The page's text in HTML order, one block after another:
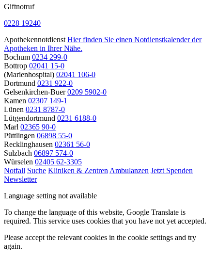
Giftnotruf
0228 19240
Apothekennotdienst Hier finden Sie einen Notdienstkalender der
Apotheken in Ihrer Nähe.
Bochum 0234 299-0
Bottrop 02041 15-0
(Marienhospital) 02041 106-0
Dortmund 0231 922-0
Gelsenkirchen-Buer 0209 5902-0
Kamen 02307 149-1
Lünen 0231 8787-0
Lütgendortmund 0231 6188-0
Marl 02365 90-0
Püttlingen 06898 55-0
Recklinghausen 02361 56-0
Sulzbach 06897 574-0
Würselen 02405 62-3305
Notfall Suche Kliniken & Zentren Ambulanzen Jetzt Spenden
Newsletter
Language setting not available
To change the language of this website, Google Translate is
required. This service uses cookies that you have not yet accepted.
Please accept the relevant cookies in the cookie settings and try
again.